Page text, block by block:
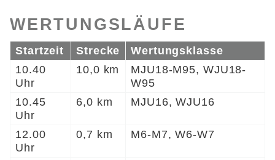
WERTUNGSLÄUFE
Startzeit Strecke
Wertungsklasse
10.40
Uhr
10,0 km
MJU18-M95, WJU18-
W95
10.45
Uhr
6,0 km MJU16, WJU16
12.00
Uhr
0,7 km M6-M7, W6-W7